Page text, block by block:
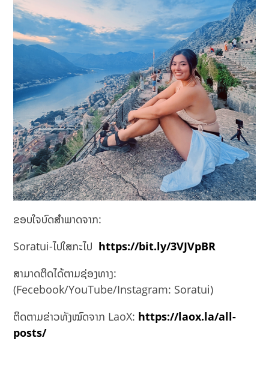
ຂອບໃຈບົດສຳພາດຈາກ:
Soratui-ໄປໃສກະໄປ https://bit.ly/3VJVpBR
ສາມາດຕິດໄດ້ຕາມຊ່ອງທາງ:
(Fecebook/YouTube/Instagram: Soratui)
ຕິດຕາມຂ່າວທັງໝົດຈາກ LaoX: https://laox.la/all-
posts/